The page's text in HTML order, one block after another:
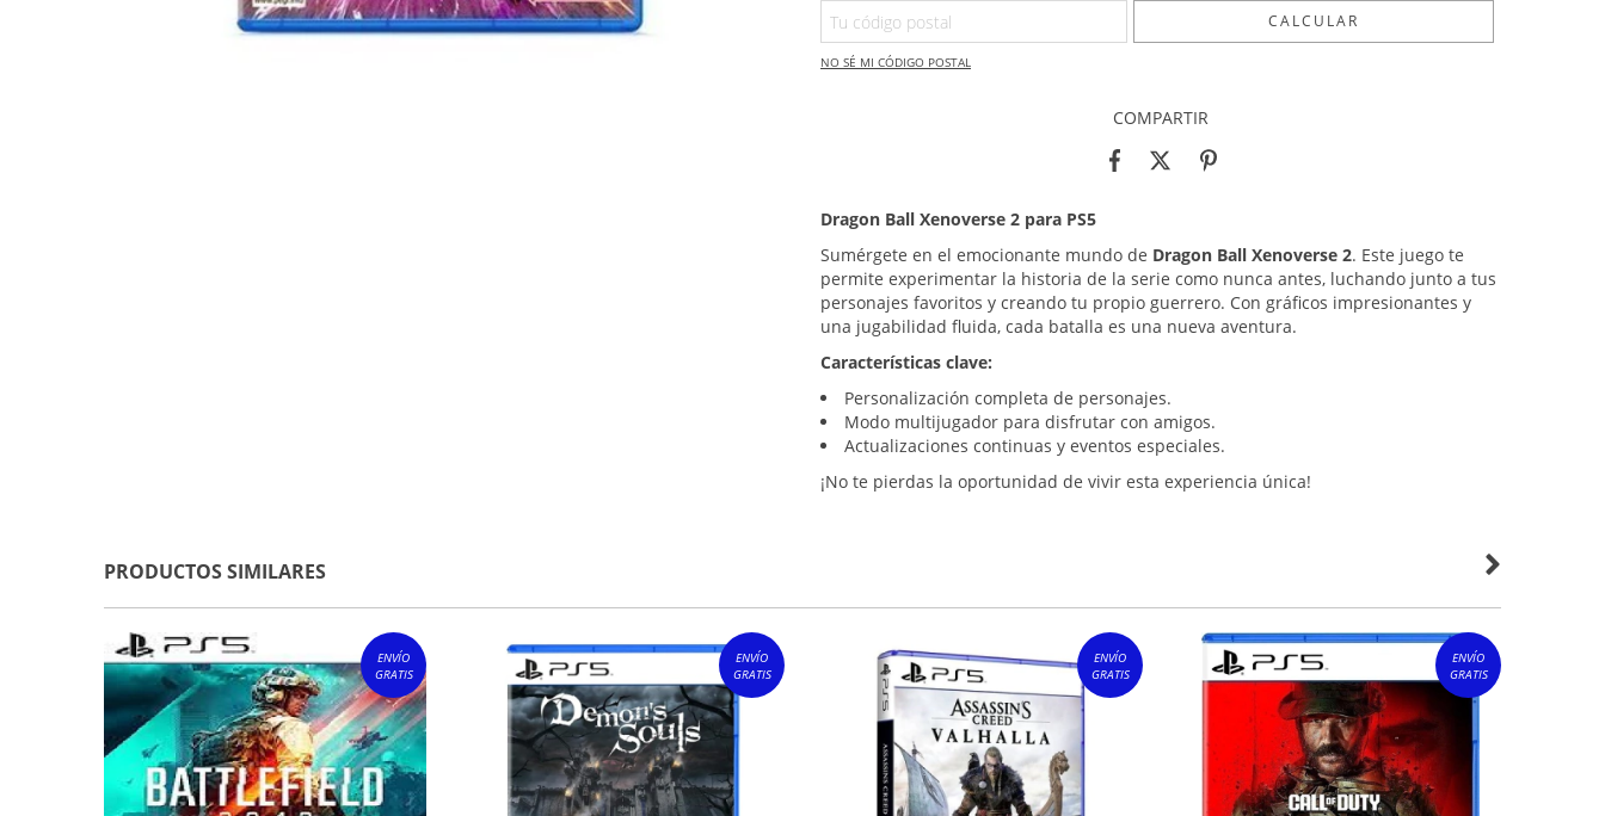
CALCULAR
NO SÉ MI CÓDIGO POSTAL
COMPARTIR
Dragon Ball Xenoverse 2 para PS5
Sumérgete en el emocionante mundo de Dragon Ball Xenoverse 2. Este juego te
permite experimentar la historia de la serie como nunca antes, luchando junto a tus
personajes favoritos y creando tu propio guerrero. Con gráficos impresionantes y
una jugabilidad fluida, cada batalla es una nueva aventura.
Características clave:
Personalización completa de personajes.
Modo multijugador para disfrutar con amigos.
Actualizaciones continuas y eventos especiales.
¡No te pierdas la oportunidad de vivir esta experiencia única!
PRODUCTOS SIMILARES
ENVÍO
GRATIS
ENVÍO
GRATIS
ENVÍO
GRATIS
ENVÍO
GRATIS